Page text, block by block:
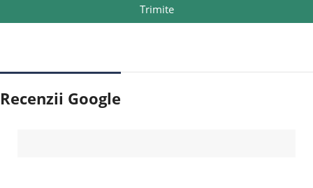
Trimite
Recenzii Google